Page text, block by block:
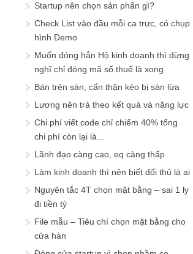
Startup nên chọn sản phẩn gì?
Check List vào đầu mỗi ca trực, có chụp
hình Demo
Muốn đóng hẳn Hộ kinh doanh thì đừng
nghĩ chỉ đóng mã số thuế là xong
Bán trên sàn, cẩn thận kẻo bị sàn lừa
Lương nên trả theo kết quả và năng lực
Chi phí viết code chỉ chiếm 40% tổng
chi phí còn lại là…
Lãnh đạo càng cao, eq càng thấp
Làm kinh doanh thì nên biết đối thủ là ai
Nguyên tắc 4T chọn mặt bằng – sai 1 ly
đi tiền tỷ
File mẫu – Tiêu chí chọn mặt bằng cho
cửa hàn